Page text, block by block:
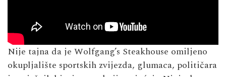
Nije tajna da je Wolfgang’s Steakhouse omiljeno
okupljalište sportskih zvijezda, glumaca, političara